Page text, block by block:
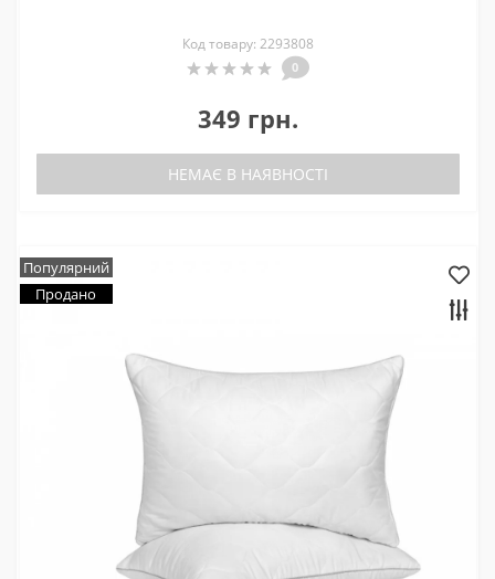
Код товару: 2293808
0
349 грн.
НЕМАЄ В НАЯВНОСТІ
Популярний
Продано